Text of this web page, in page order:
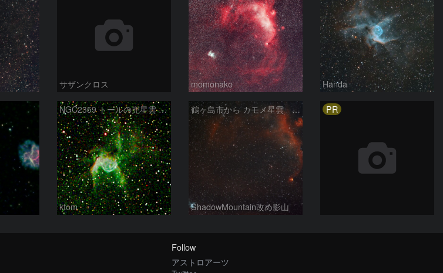
サザンクロス momonako Handa
NGC2359 トールの兜星雲 2026-2-9
ktom
鶴ヶ島市から カモメ星雲 トールのカブト修正
ShadowMountain改め影山
PR
Follow
アストロアーツ